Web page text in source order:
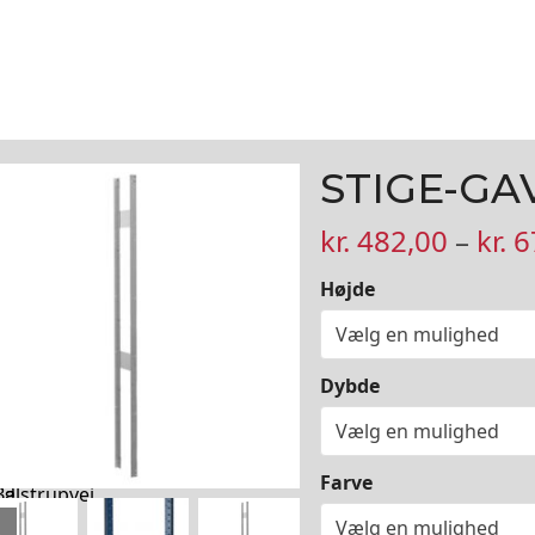
previous
next
STIGE-
kr. 482,00 – kr.
Højde
Dybde
Farve
45a-47
a